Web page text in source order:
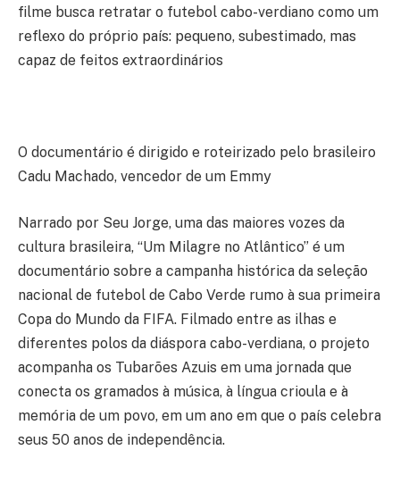
filme busca retratar o futebol cabo-verdiano como um
reflexo do próprio país: pequeno, subestimado, mas
capaz de feitos extraordinários
O documentário é dirigido e roteirizado pelo brasileiro
Cadu Machado, vencedor de um Emmy
Narrado por Seu Jorge, uma das maiores vozes da
cultura brasileira, “Um Milagre no Atlântico” é um
documentário sobre a campanha histórica da seleção
nacional de futebol de Cabo Verde rumo à sua primeira
Copa do Mundo da FIFA. Filmado entre as ilhas e
diferentes polos da diáspora cabo-verdiana, o projeto
acompanha os Tubarões Azuis em uma jornada que
conecta os gramados à música, à língua crioula e à
memória de um povo, em um ano em que o país celebra
seus 50 anos de independência.